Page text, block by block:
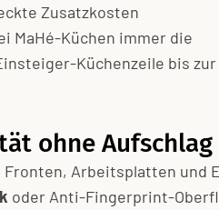
Zusatzkosten
MaHé-Küchen immer die
Küchenzeile bis zur
ohne Aufschlag
Arbeitsplatten und
oder Anti-Fingerprint-